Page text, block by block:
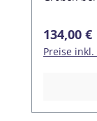
jeder
ersetzen.
passt
134,00 €
Preise